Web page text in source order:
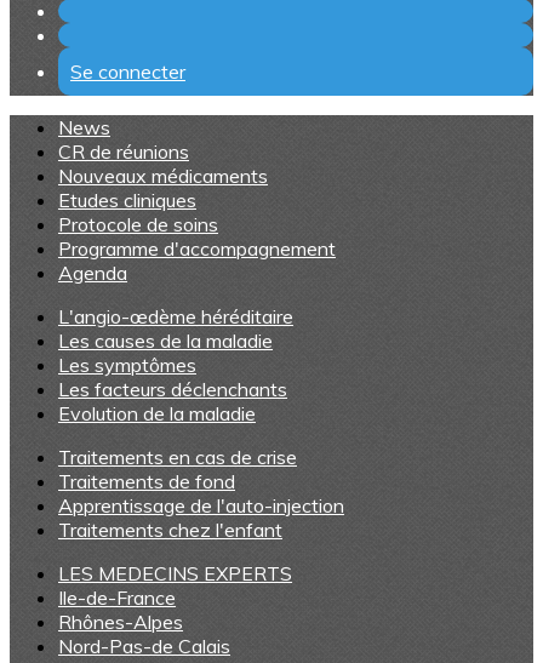
Se connecter
News
CR de réunions
Nouveaux médicaments
Etudes cliniques
Protocole de soins
Programme d'accompagnement
Agenda
L'angio-œdème héréditaire
Les causes de la maladie
Les symptômes
Les facteurs déclenchants
Evolution de la maladie
Traitements en cas de crise
Traitements de fond
Apprentissage de l'auto-injection
Traitements chez l'enfant
LES MEDECINS EXPERTS
Ile-de-France
Rhônes-Alpes
Nord-Pas-de Calais